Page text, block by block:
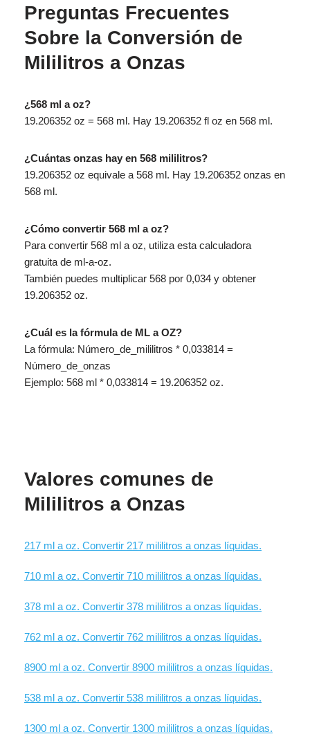
Preguntas Frecuentes
Sobre la Conversión de
Mililitros a Onzas
¿568 ml a oz?
19.206352 oz = 568 ml. Hay 19.206352 fl oz en 568 ml.
¿Cuántas onzas hay en 568 mililitros?
19.206352 oz equivale a 568 ml. Hay 19.206352 onzas en
568 ml.
¿Cómo convertir 568 ml a oz?
Para convertir 568 ml a oz, utiliza esta calculadora
gratuita de ml-a-oz.
También puedes multiplicar 568 por 0,034 y obtener
19.206352 oz.
¿Cuál es la fórmula de ML a OZ?
La fórmula: Número_de_mililitros * 0,033814 =
Número_de_onzas
Ejemplo: 568 ml * 0,033814 = 19.206352 oz.
Valores comunes de
Mililitros a Onzas
217 ml a oz. Convertir 217 mililitros a onzas líquidas.
710 ml a oz. Convertir 710 mililitros a onzas líquidas.
378 ml a oz. Convertir 378 mililitros a onzas líquidas.
762 ml a oz. Convertir 762 mililitros a onzas líquidas.
8900 ml a oz. Convertir 8900 mililitros a onzas líquidas.
538 ml a oz. Convertir 538 mililitros a onzas líquidas.
1300 ml a oz. Convertir 1300 mililitros a onzas líquidas.